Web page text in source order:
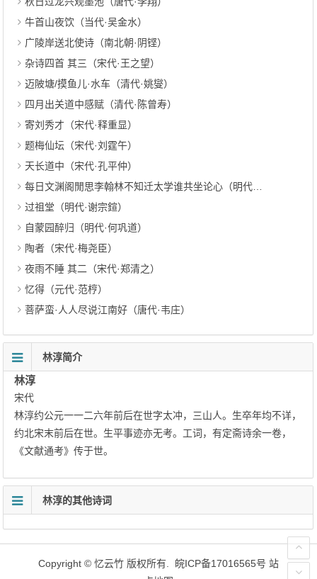
牛首山夜饮（当代·吴金水）
广陵岸送北使诗（南北朝·阴铿）
杂诗四首 其三（宋代·王之望）
迈陂塘/摸鱼儿·水车（清代·姚燮）
四月出关道中感赋（清代·陈曾寿）
寄刘秀才（宋代·释重显）
题梅仙坛（宋代·刘霆午）
天长道中（宋代·孔平仲）
每日文渊阁閒思李翰林不知迁太学谁共坐论心（明代·杨士奇）
过祖堂（明代·谢宗鍹）
自蒙园醉归（明代·何巩道）
陶者（宋代·梅尧臣）
夜雨不睡 其二（宋代·郑清之）
忆得（元代·范梈）
菩萨蛮·人人尽说江南好（唐代·韦庄）
林淳简介
林淳
宋代
林淳约公元一一二六年前后在世字太冲，三山人。生卒年均不详，
约北宋末前后在世。生平事迹亦无考。工词，有定斋诗余一卷，
《文献通考》传于世。
林淳的其他诗词
Copyright © 忆云竹 版权所有. 皖ICP备17016565号 站